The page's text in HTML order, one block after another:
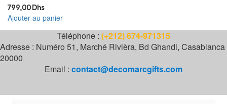
799,00Dhs
Ajouter au panier
Téléphone : (+212) 674-971315
Adresse : Numéro 51, Marché Rivièra, Bd Ghandi, Casablanca
20000
Email : contact@decomarcgifts.com